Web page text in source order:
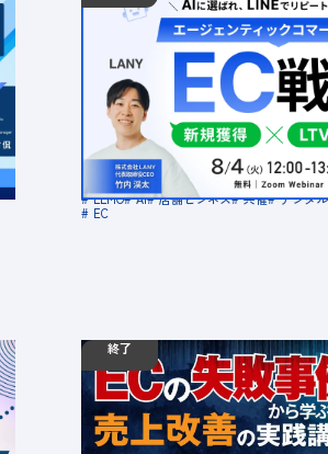
【無料ウェビナー】エージェ
時代のEC戦略｜AI検索時代の
現するLTV最大化
定員数：500名
金額：無料
場所：オンライン
LLMO AI 店舗ビジネス 共催 デジタ
EC
- 終了
ウェビナー
【無料カンファレンス】ECの
売上改善の実践講座｜伸びな
手”に変える方法